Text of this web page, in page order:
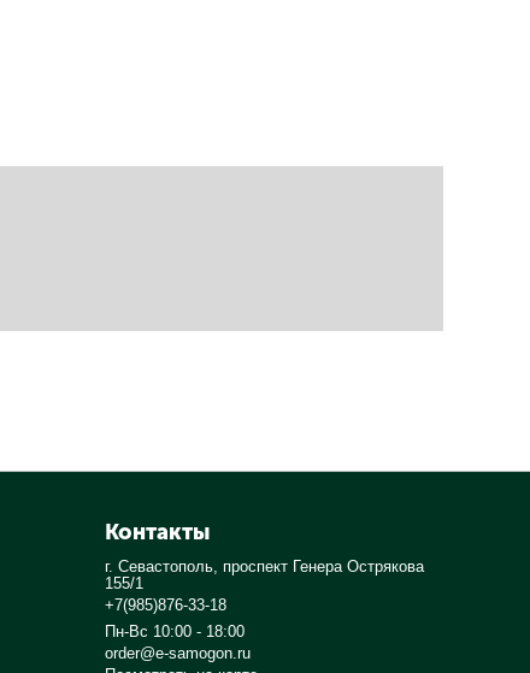
Контакты
г. Севастополь, проспект Генера Острякова
155/1
+7(985)876-33-18
Пн-Вс 10:00 - 18:00
order@e-samogon.ru